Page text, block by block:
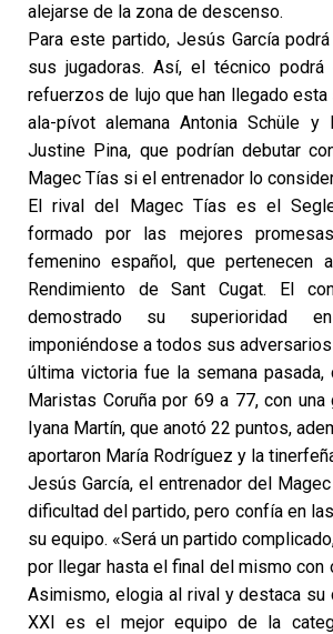
alejarse de la zona de descenso.
Para este partido, Jesús García
sus jugadoras. Así, el técnico
refuerzos de lujo que han llegado esta
ala-pívot alemana Antonia Schüle y
Justine Pina, que podrían debutar
Magec Tías si el entrenador lo
El rival del Magec Tías es el
formado por las mejores
femenino español, que pertenecen
Rendimiento de Sant Cugat. El
demostrado su superioridad
imponiéndose a todos sus
última victoria fue la semana pasada,
Maristas Coruña por 69 a 77, con una
Iyana Martín, que anotó 22 puntos,
aportaron María Rodríguez y la
Jesús García, el entrenador del
dificultad del partido, pero confía en
su equipo. «Será un partido
por llegar hasta el final del mismo con
Asimismo, elogia al rival y destaca su
XXI es el mejor equipo de la